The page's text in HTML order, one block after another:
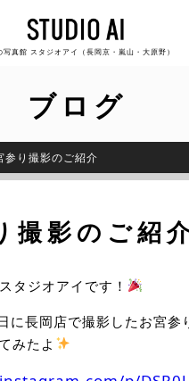
写真館 スタジオアイ（長岡京・嵐山・大原野）
ブログ
参り撮影のご紹介
撮影のご紹
タジオアイです！
に長岡店で撮影したお宮参
みたよ